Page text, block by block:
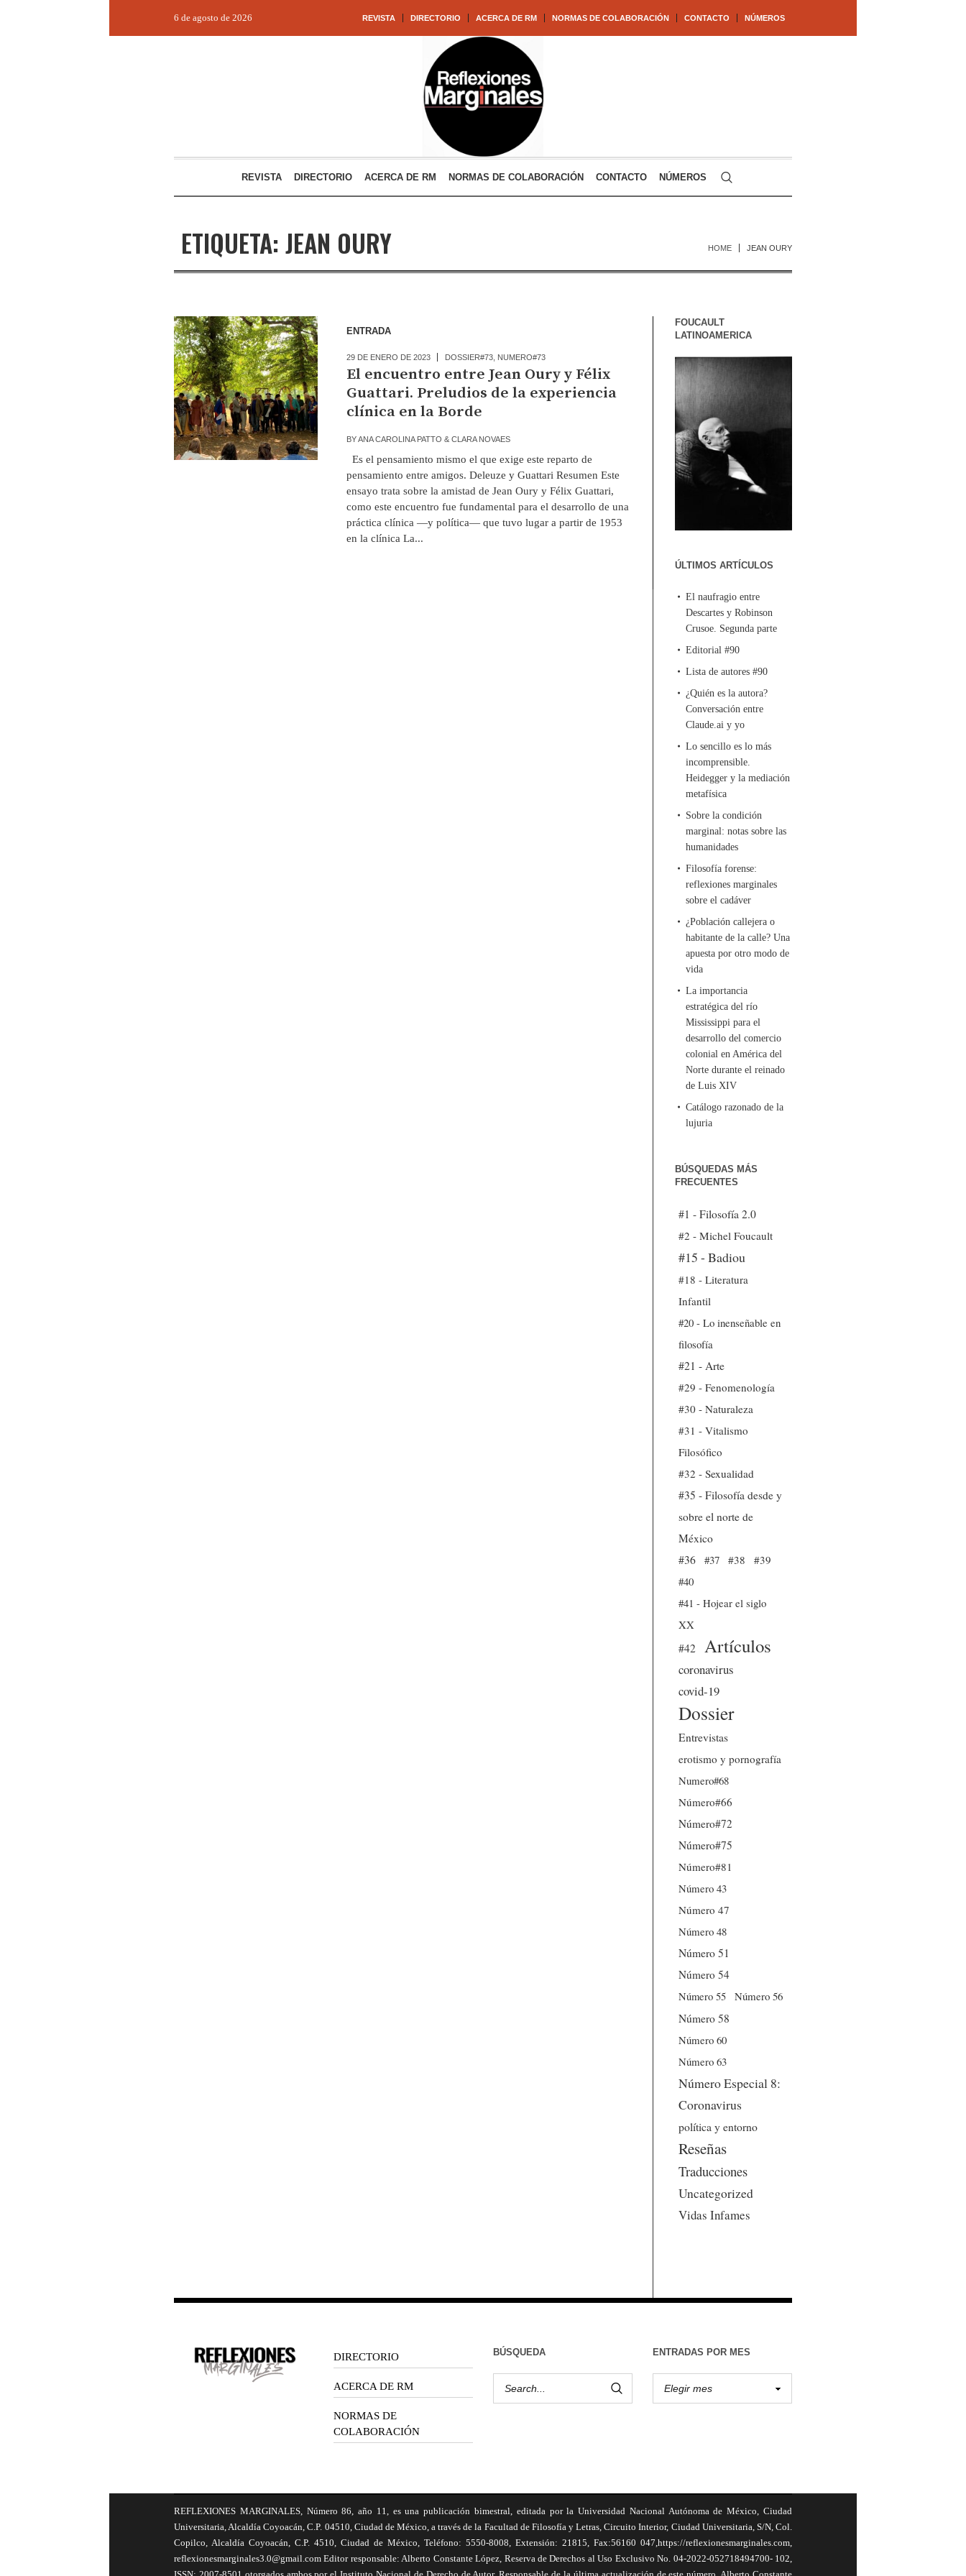
REVISTA DIRECTORIO ACERCA DE RM NORMAS DE COLABORACIÓN CONTACTO NÚMEROS
6 de agosto de 2026
REVISTA DIRECTORIO ACERCA DE RM NORMAS DE COLABORACIÓN CONTACTO NÚMEROS
ETIQUETA: JEAN OURY HOME JEAN OURY
ENTRADA
29 DE ENERO DE 2023 DOSSIER#73, NUMERO#73
El encuentro entre Jean Oury y Félix
Guattari. Preludios de la experiencia
clínica en la Borde
BYANA CAROLINA PATTO & CLARA NOVAES
Es el pensamiento mismo el que exige este reparto de
pensamiento entre amigos. Deleuze y Guattari Resumen Este
ensayo trata sobre la amistad de Jean Oury y Félix Guattari,
como este encuentro fue fundamental para el desarrollo de una
práctica clínica —y política— que tuvo lugar a partir de 1953
en la clínica La...
FOUCAULT
LATINOAMERICA
ÚLTIMOS ARTÍCULOS
El naufragio entre
Descartes y Robinson
Crusoe. Segunda parte
Editorial #90
Lista de autores #90
¿Quién es la autora?
Conversación entre
Claude.ai y yo
Lo sencillo es lo más
incomprensible.
Heidegger y la mediación
metafísica
Sobre la condición
marginal: notas sobre las
humanidades
Filosofía forense:
reflexiones marginales
sobre el cadáver
¿Población callejera o
habitante de la calle? Una
apuesta por otro modo de
vida
La importancia
estratégica del río
Mississippi para el
desarrollo del comercio
colonial en América del
Norte durante el reinado
de Luis XIV
Catálogo razonado de la
lujuria
BÚSQUEDAS MÁS
FRECUENTES
#1 - Filosofía 2.0
#2 - Michel Foucault
#15 - Badiou
#18 - Literatura
Infantil
#20 - Lo inenseñable en
filosofía
#21 - Arte
#29 - Fenomenología
#30 - Naturaleza
#31 - Vitalismo
Filosófico
#32 - Sexualidad
#35 - Filosofía desde y
sobre el norte de
México
#36
#37 #38
#39
#40
#41 - Hojear el siglo
XX
#42
Artículos
coronavirus
covid-19
Dossier
Entrevistas
erotismo y pornografía
Numero#68
Número#66
Número#72
Número#75
Número#81
Número 43
Número 47
Número 48
Número 51
Número 54
Número 55
Número 56
Número 58
Número 60
Número 63
Número Especial 8:
Coronavirus
política y entorno
Reseñas
Traducciones
Uncategorized
Vidas Infames
DIRECTORIO
ACERCA DE RM
NORMAS DE
COLABORACIÓN
BÚSQUEDA ENTRADAS POR MES
REFLEXIONES MARGINALES, Número 86, año 11, es una publicación bimestral, editada por la Universidad Nacional Autónoma de México, Ciudad
Universitaria, Alcaldía Coyoacán, C.P. 04510, Ciudad de México, a través de la Facultad de Filosofía y Letras, Circuito Interior, Ciudad Universitaria, S/N, Col.
Copilco, Alcaldía Coyoacán, C.P. 4510, Ciudad de México, Teléfono: 5550-8008, Extensión: 21815, Fax:56160 047,https://reflexionesmarginales.com,
reflexionesmarginales3.0@gmail.com Editor responsable: Alberto Constante López, Reserva de Derechos al Uso Exclusivo No. 04-2022-052718494700- 102,